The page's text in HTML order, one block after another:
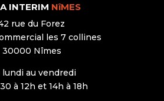
INTERIM NîMES
rue du Forez
les 7 collines
30000 Nîmes
lundi au vendredi
à 12h et 14h à 18h